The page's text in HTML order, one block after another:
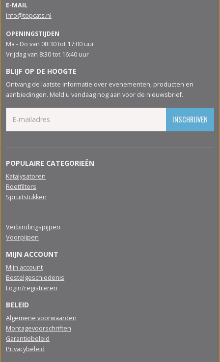
E-MAIL
info@topcats.nl
OPENINGSTIJDEN
Ma - Do van 08:30 tot 17:00 uur
Vrijdag van 8:30 tot 16:40 uur
BLIJF OP DE HOOGTE
Ontvang de laatste informatie over evenementen, producten en
aanbiedingen. Meld u vandaag nog aan voor de nieuwsbrief.
INSCHRIJVEN
POPULAIRE CATEGORIEËN
Katalysatoren
Roetfilters
Spruitstukken
Verbindingspijpen
Voorpijpen
MIJN ACCOUNT
Mijn account
Bestelgeschiedenis
Login/registreren
BELEID
Algemene voorwaarden
Montagevoorschriften
Garantiebeleid
Privacybeleid